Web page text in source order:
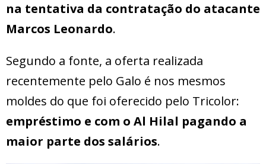
na tentativa da contratação do atacante
Marcos Leonardo.
Segundo a fonte, a oferta realizada
recentemente pelo Galo é nos mesmos
moldes do que foi oferecido pelo Tricolor:
empréstimo e com o Al Hilal pagando a
maior parte dos salários.